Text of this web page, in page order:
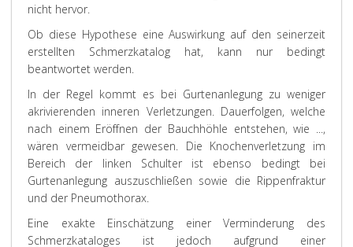
nicht hervor.
Ob diese Hypothese eine Auswirkung auf den seinerzeit
erstellten Schmerzkatalog hat, kann nur bedingt
beantwortet werden.
In der Regel kommt es bei Gurtenanlegung zu weniger
akrivierenden inneren Verletzungen. Dauerfolgen, welche
nach einem Eröffnen der Bauchhöhle entstehen, wie ...,
wären vermeidbar gewesen. Die Knochenverletzung im
Bereich der linken Schulter ist ebenso bedingt bei
Gurtenanlegung auszuschließen sowie die Rippenfraktur
und der Pneumothorax.
Eine exakte Einschätzung einer Verminderung des
Schmerzkataloges ist jedoch aufgrund einer